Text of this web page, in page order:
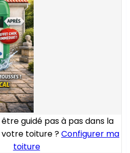
guidé pas à pas dans la
toiture ?Configurer ma
toiture